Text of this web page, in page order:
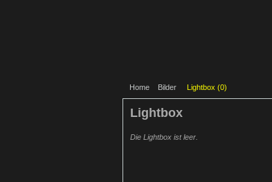
Home Bilder Lightbox (0)
Lightbox
Die Lightbox ist leer.